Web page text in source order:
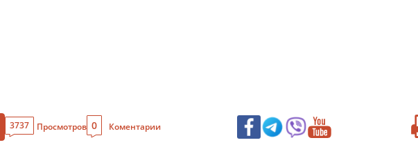
3737 Просмотров 0 Коментарии